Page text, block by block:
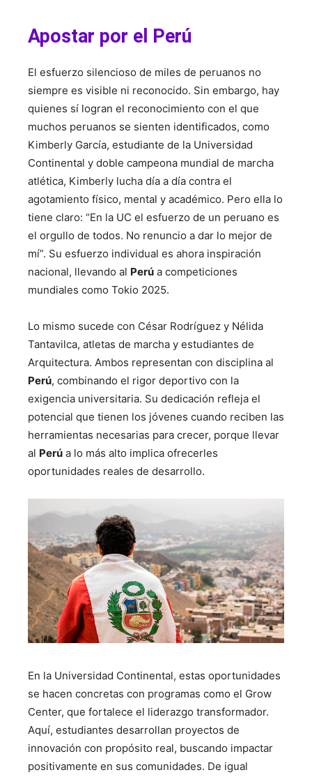
Apostar por el Perú
El esfuerzo silencioso de miles de peruanos no
siempre es visible ni reconocido. Sin embargo, hay
quienes sí logran el reconocimiento con el que
muchos peruanos se sienten identificados, como
Kimberly García, estudiante de la Universidad
Continental y doble campeona mundial de marcha
atlética, Kimberly lucha día a día contra el
agotamiento físico, mental y académico. Pero ella lo
tiene claro: “En la UC el esfuerzo de un peruano es
el orgullo de todos. No renuncio a dar lo mejor de
mí”. Su esfuerzo individual es ahora inspiración
nacional, llevando al Perú a competiciones
mundiales como Tokio 2025.
Lo mismo sucede con César Rodríguez y Nélida
Tantavilca, atletas de marcha y estudiantes de
Arquitectura. Ambos representan con disciplina al
Perú, combinando el rigor deportivo con la
exigencia universitaria. Su dedicación refleja el
potencial que tienen los jóvenes cuando reciben las
herramientas necesarias para crecer, porque llevar
al Perú a lo más alto implica ofrecerles
oportunidades reales de desarrollo.
En la Universidad Continental, estas oportunidades
se hacen concretas con programas como el Grow
Center, que fortalece el liderazgo transformador.
Aquí, estudiantes desarrollan proyectos de
innovación con propósito real, buscando impactar
positivamente en sus comunidades. De igual